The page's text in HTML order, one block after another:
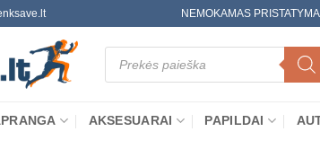
NEMOKAMAS
Products
search
AKSESUARAI PAPILDAI